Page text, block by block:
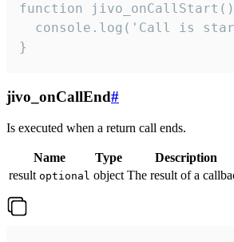
function
console.log('Call is
}
jivo_onCallEnd#
Is executed when a return call ends.
Name Type
Description
result optional object The result of a